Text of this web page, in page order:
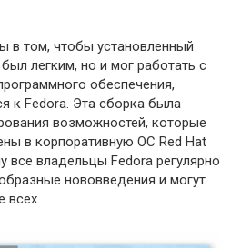
в том, чтобы установленный
легким, но и мог работать с
обеспечения,
к Fedora. Эта сборка была
возможностей, которые
в корпоративную ОС Red Hat
все владельцы Fedora регулярно
нововведения и могут
всех.